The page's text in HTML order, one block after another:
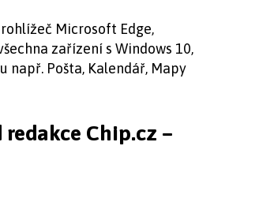
Microsoft Edge,
zařízení s Windows 10,
např. Pošta, Kalendář, Mapy
Chip.cz –